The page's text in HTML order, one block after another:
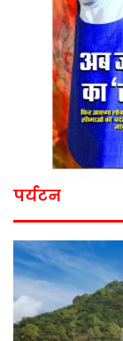
पर्यटन